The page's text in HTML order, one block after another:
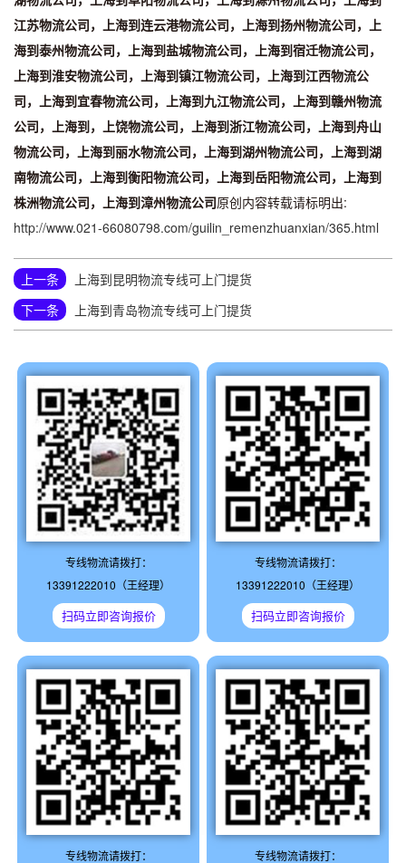
江苏物流公司，上海到连云港物流公司，上海到扬州物流公司，上
海到泰州物流公司，上海到盐城物流公司，上海到宿迁物流公司，
上海到淮安物流公司，上海到镇江物流公司，上海到江西物流公
司，上海到宜春物流公司，上海到九江物流公司，上海到赣州物流
公司，上海到，上饶物流公司，上海到浙江物流公司，上海到舟山
物流公司，上海到丽水物流公司，上海到湖州物流公司，上海到湖
南物流公司，上海到衡阳物流公司，上海到岳阳物流公司，上海到
株洲物流公司，上海到漳州物流公司原创内容转载请标明出:
http://www.021-66080798.com/guilin_remenzhuanxian/365.html
上一条
上海到昆明物流专线可上门提货
下一条
上海到青岛物流专线可上门提货
专线物流请拨打：
13391222010（王经理）
扫码立即咨询报价
专线物流请拨打：
13391222010（王经理）
扫码立即咨询报价
专线物流请拨打：
专线物流请拨打：